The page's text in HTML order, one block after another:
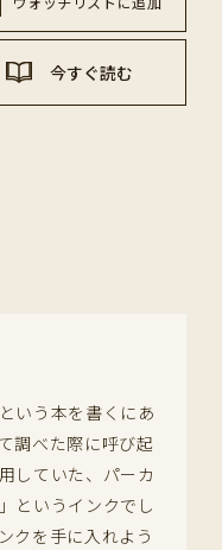
今すぐ読む
いう本を書くにあ
調べた際に呼び起
していた、パーカ
というインクでし
クを手に入れよう